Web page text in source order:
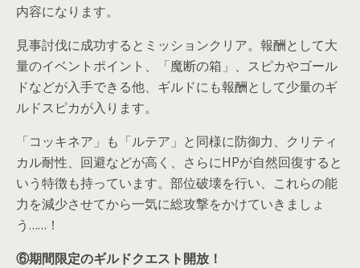
内容になります。
見事討伐に成功するとミッションクリア。報酬として大
量のイベントポイント、「魔断の箱」、スピカやゴール
ドなどが入手できる他、ギルドにも報酬として少量のギ
ルドスピカが入ります。
「コッキネア」も「ルテア」と同様に防御力、クリティ
カル耐性、回避などが高く、さらにHPが自然回復すると
いう特徴も持っています。部位破壊を行い、これらの能
力を減少させてから一気に総攻撃をかけていきましょ
う……！
⑥期間限定のギルドクエスト開放！